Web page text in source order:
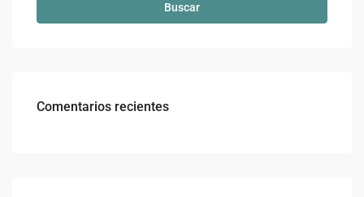
Buscar
Comentarios recientes